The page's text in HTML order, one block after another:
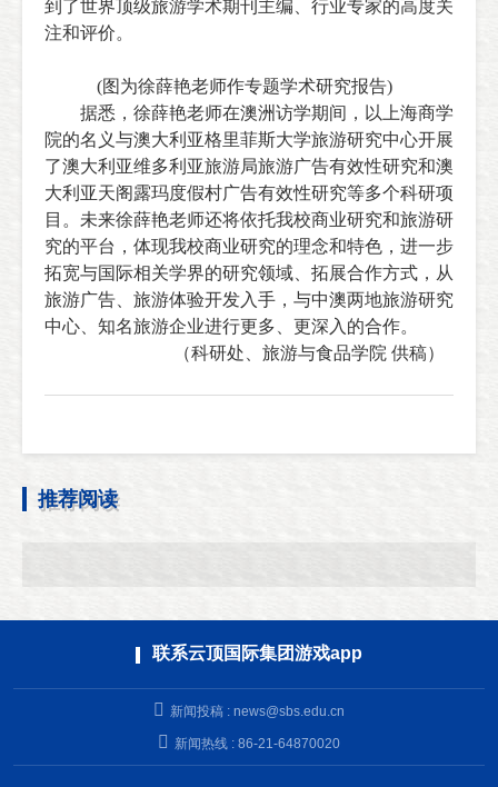
到了世界顶级旅游学术期刊主编、行业专家的高度关
注和评价。
(图为徐薛艳老师作专题学术研究报告)
据悉，徐薛艳老师在澳洲访学期间，以上海商学
院的名义与澳大利亚格里菲斯大学旅游研究中心开展
了澳大利亚维多利亚旅游局旅游广告有效性研究和澳
大利亚天阁露玛度假村广告有效性研究等多个科研项
目。未来徐薛艳老师还将依托我校商业研究和旅游研
究的平台，体现我校商业研究的理念和特色，进一步
拓宽与国际相关学界的研究领域、拓展合作方式，从
旅游广告、旅游体验开发入手，与中澳两地旅游研究
中心、知名旅游企业进行更多、更深入的合作。
（科研处、旅游与食品学院 供稿）
推荐阅读
联系云顶国际集团游戏app
新闻投稿 : news@sbs.edu.cn
新闻热线 : 86-21-64870020